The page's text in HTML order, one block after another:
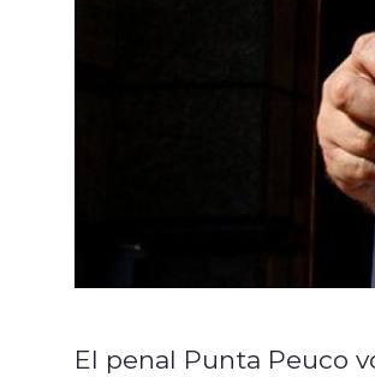
El penal Punta Peuco